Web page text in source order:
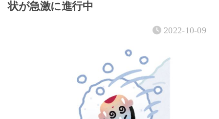
状が急激に進行中
2022-10-09